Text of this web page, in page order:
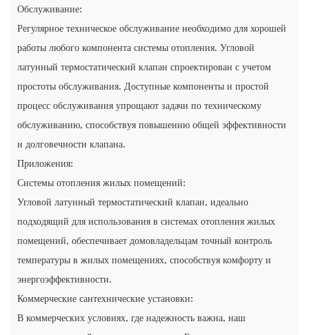
Обслуживание:
Регулярное техническое обслуживание необходимо для хорошей
работы любого компонента системы отопления. Угловой
латунный термостатический клапан спроектирован с учетом
простоты обслуживания. Доступные компоненты и простой
процесс обслуживания упрощают задачи по техническому
обслуживанию, способствуя повышению общей эффективности
и долговечности клапана.
Приложения:
Системы отопления жилых помещений:
Угловой латунный термостатический клапан, идеально
подходящий для использования в системах отопления жилых
помещений, обеспечивает домовладельцам точный контроль
температуры в жилых помещениях, способствуя комфорту и
энергоэффективности.
Коммерческие сантехнические установки:
В коммерческих условиях, где надежность важна, наш